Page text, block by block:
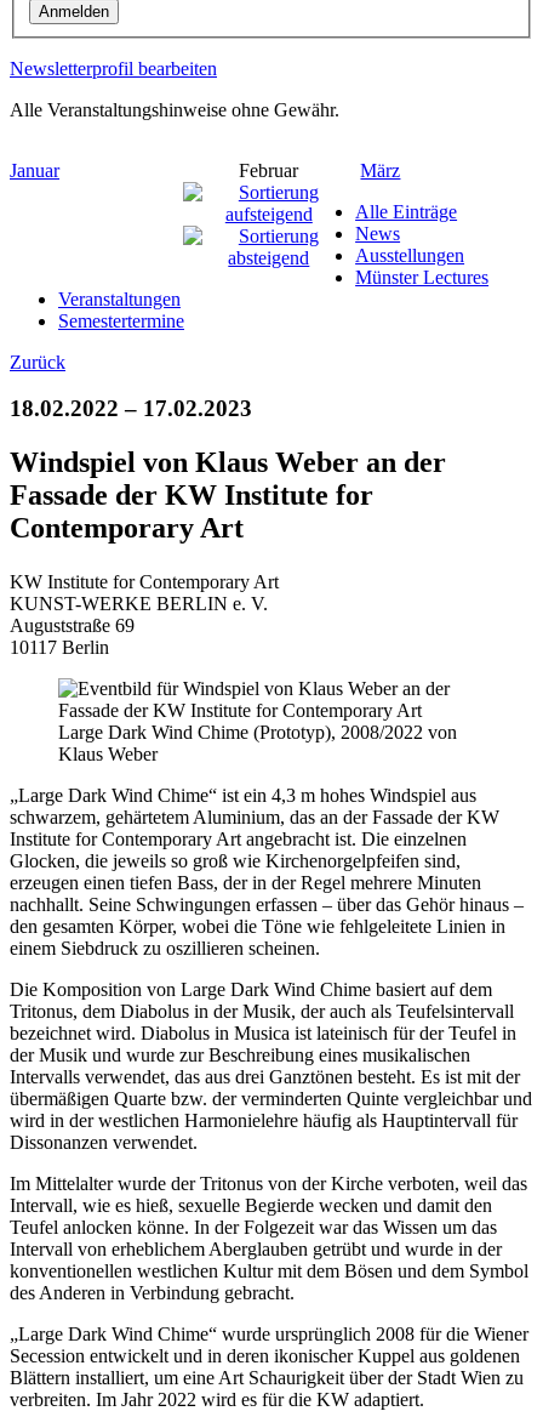
Anmelden
Newsletterprofil bearbeiten
Alle Veranstaltungshinweise ohne Gewähr.
Januar Februar
März
Alle Einträge
News
Ausstellungen
Münster Lectures
Veranstaltungen
Semestertermine
Zurück
18.02.2022 – 17.02.2023
Windspiel von Klaus Weber an der
Fassade der KW Institute for
Contemporary Art
KW Institute for Contemporary Art
KUNST-WERKE BERLIN e. V.
Auguststraße 69
10117 Berlin
Large Dark Wind Chime (Prototyp), 2008/2022 von
Klaus Weber
„Large Dark Wind Chime“ ist ein 4,3 m hohes Windspiel aus
schwarzem, gehärtetem Aluminium, das an der Fassade der KW
Institute for Contemporary Art angebracht ist. Die einzelnen
Glocken, die jeweils so groß wie Kirchenorgelpfeifen sind,
erzeugen einen tiefen Bass, der in der Regel mehrere Minuten
nachhallt. Seine Schwingungen erfassen – über das Gehör hinaus –
den gesamten Körper, wobei die Töne wie fehlgeleitete Linien in
einem Siebdruck zu oszillieren scheinen.
Die Komposition von Large Dark Wind Chime basiert auf dem
Tritonus, dem Diabolus in der Musik, der auch als Teufelsintervall
bezeichnet wird. Diabolus in Musica ist lateinisch für der Teufel in
der Musik und wurde zur Beschreibung eines musikalischen
Intervalls verwendet, das aus drei Ganztönen besteht. Es ist mit der
übermäßigen Quarte bzw. der verminderten Quinte vergleichbar und
wird in der westlichen Harmonielehre häufig als Hauptintervall für
Dissonanzen verwendet.
Im Mittelalter wurde der Tritonus von der Kirche verboten, weil das
Intervall, wie es hieß, sexuelle Begierde wecken und damit den
Teufel anlocken könne. In der Folgezeit war das Wissen um das
Intervall von erheblichem Aberglauben getrübt und wurde in der
konventionellen westlichen Kultur mit dem Bösen und dem Symbol
des Anderen in Verbindung gebracht.
„Large Dark Wind Chime“ wurde ursprünglich 2008 für die Wiener
Secession entwickelt und in deren ikonischer Kuppel aus goldenen
Blättern installiert, um eine Art Schaurigkeit über der Stadt Wien zu
verbreiten. Im Jahr 2022 wird es für die KW adaptiert.